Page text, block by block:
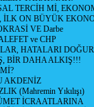
TERCİH Mİ,
İLK ON BÜYÜK
VE Darbe
ve CHP
HATALARI
BİR DAHA ALKIŞ!!!
AKDENİZ
(Mahremin Yıkılışı)
İCRAATLARINA